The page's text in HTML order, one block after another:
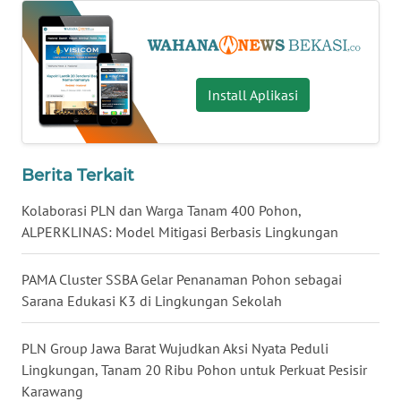
Install Aplikasi
Berita Terkait
Kolaborasi PLN dan Warga Tanam 400 Pohon,
ALPERKLINAS: Model Mitigasi Berbasis Lingkungan
PAMA Cluster SSBA Gelar Penanaman Pohon sebagai
Sarana Edukasi K3 di Lingkungan Sekolah
PLN Group Jawa Barat Wujudkan Aksi Nyata Peduli
Lingkungan, Tanam 20 Ribu Pohon untuk Perkuat Pesisir
Karawang
WN
NUSANTARA
WN
JOGJA
WN
WN
WN
KALTENG